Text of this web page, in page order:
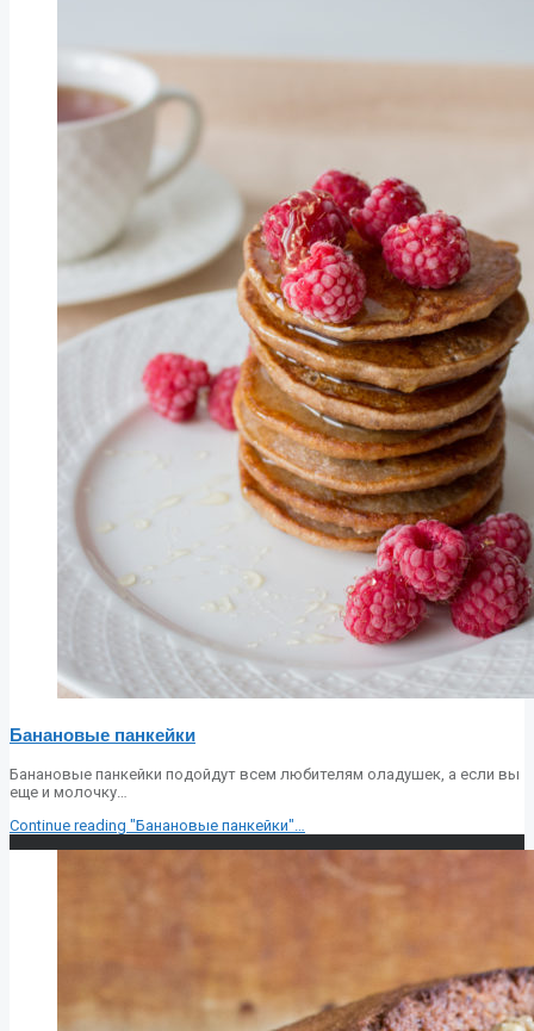
Банановые панкейки
Банановые панкейки подойдут всем любителям оладушек, а если вы
еще и молочку…
Continue reading "Банановые панкейки"